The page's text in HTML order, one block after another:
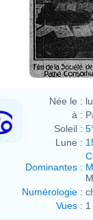
Née le :
à :
Soleil :
Lune :
Dominantes :
Numérologie :
Vues :